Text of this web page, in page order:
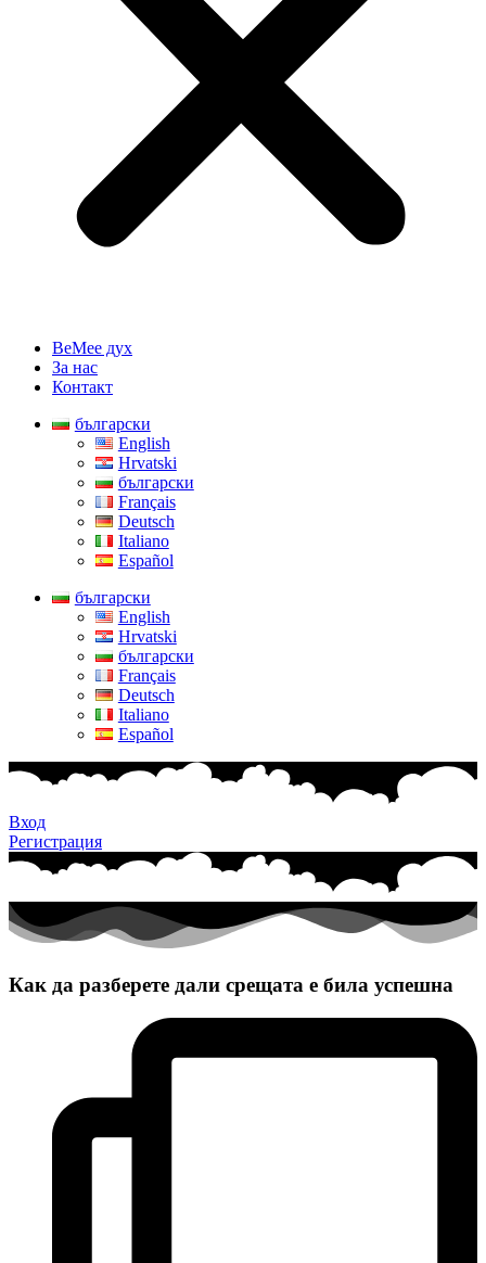
BeMee дух
За нас
Контакт
български
English
Hrvatski
български
Français
Deutsch
Italiano
Español
български
English
Hrvatski
български
Français
Deutsch
Italiano
Español
Вход
Регистрация
Как да разберете дали срещата е била успешна